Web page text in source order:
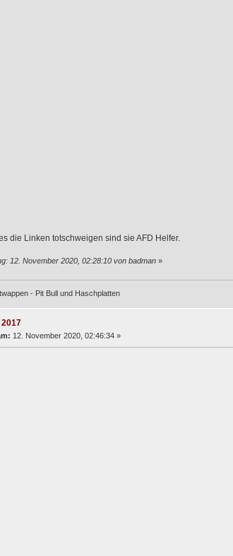
die Linken totschweigen sind sie AFD Helfer.
12. November 2020, 02:28:10 von badman»
- Pit Bull und Haschplatten
2017
12. November 2020, 02:46:34 »